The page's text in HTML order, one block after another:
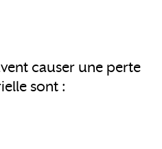
causer une perte
sont :